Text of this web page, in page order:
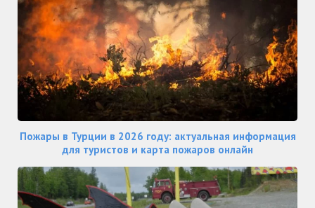
Пожары в Турции в 2026 году: актуальная информация
для туристов и карта пожаров онлайн